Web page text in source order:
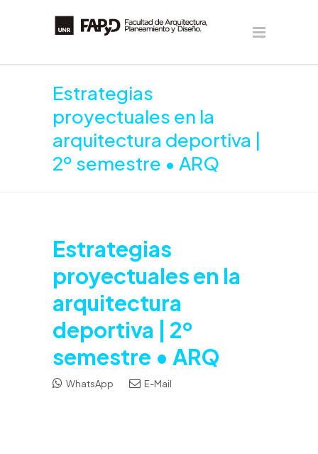
Estrategias
proyectuales en la
arquitectura deportiva |
2º semestre • ARQ
Estrategias
proyectuales en la
arquitectura
deportiva | 2º
semestre • ARQ
WhatsApp E-Mail